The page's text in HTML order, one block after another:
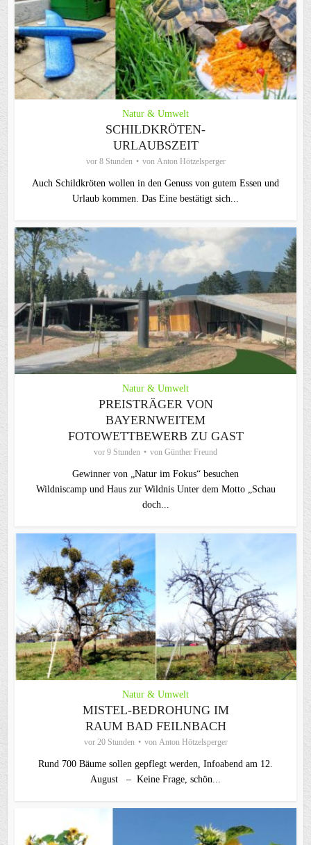
Natur & Umwelt
SCHILDKRÖTEN-
URLAUBSZEIT
vor 8 Stunden von Anton Hötzelsperger
Auch Schildkröten wollen in den Genuss von gutem Essen und
Urlaub kommen. Das Eine bestätigt sich...
Natur & Umwelt
PREISTRÄGER VON
BAYERNWEITEM
FOTOWETTBEWERB ZU GAST
vor 9 Stunden von Günther Freund
Gewinner von „Natur im Fokus“ besuchen
Wildniscamp und Haus zur Wildnis Unter dem Motto „Schau
doch...
Natur & Umwelt
MISTEL-BEDROHUNG IM
RAUM BAD FEILNBACH
vor 20 Stunden von Anton Hötzelsperger
Rund 700 Bäume sollen gepflegt werden, Infoabend am 12.
August – Keine Frage, schön...